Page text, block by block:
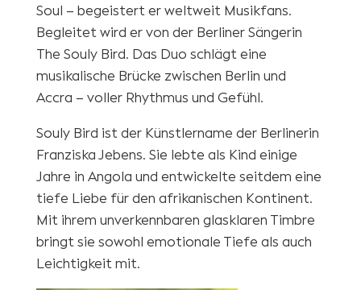
Soul – begeistert er weltweit Musikfans.
Begleitet wird er von der Berliner Sängerin
The Souly Bird. Das Duo schlägt eine
musikalische Brücke zwischen Berlin und
Accra – voller Rhythmus und Gefühl.
Souly Bird ist der Künstlername der Berlinerin
Franziska Jebens. Sie lebte als Kind einige
Jahre in Angola und entwickelte seitdem eine
tiefe Liebe für den afrikanischen Kontinent.
Mit ihrem unverkennbaren glasklaren Timbre
bringt sie sowohl emotionale Tiefe als auch
Leichtigkeit mit.